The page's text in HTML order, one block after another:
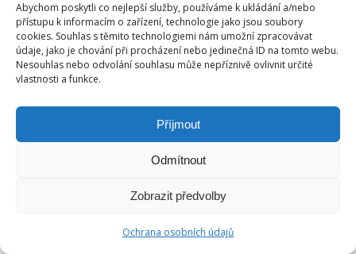
Abychom poskytli co nejlepší služby, používáme k ukládání a/nebo
přístupu k informacím o zařízení, technologie jako jsou soubory
cookies. Souhlas s těmito technologiemi nám umožní zpracovávat
údaje, jako je chování při procházení nebo jedinečná ID na tomto webu.
Nesouhlas nebo odvolání souhlasu může nepříznivě ovlivnit určité
vlastnosti a funkce.
Příjmout
Odmítnout
Zobrazit předvolby
Ochrana osobních údajů